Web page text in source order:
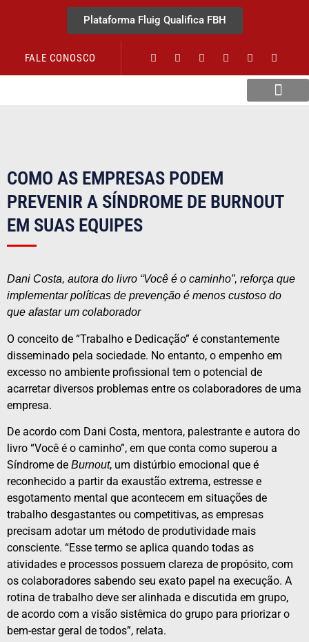
Plataforma Fluig Qualifica FBH
FALE CONOSCO
COMO AS EMPRESAS PODEM
PREVENIR A SÍNDROME DE BURNOUT
EM SUAS EQUIPES
Dani Costa, autora do livro “Você é o caminho”, reforça que
implementar políticas de prevenção é menos custoso do
que afastar um colaborador
O conceito de “Trabalho e Dedicação” é constantemente
disseminado pela sociedade. No entanto, o empenho em
excesso no ambiente profissional tem o potencial de
acarretar diversos problemas entre os colaboradores de uma
empresa.
De acordo com Dani Costa, mentora, palestrante e autora do
livro “Você é o caminho”, em que conta como superou a
Síndrome de Burnout, um distúrbio emocional que é
reconhecido a partir da exaustão extrema, estresse e
esgotamento mental que acontecem em situações de
trabalho desgastantes ou competitivas, as empresas
precisam adotar um método de produtividade mais
consciente. “Esse termo se aplica quando todas as
atividades e processos possuem clareza de propósito, com
os colaboradores sabendo seu exato papel na execução. A
rotina de trabalho deve ser alinhada e discutida em grupo,
de acordo com a visão sistêmica do grupo para priorizar o
bem-estar geral de todos”, relata.